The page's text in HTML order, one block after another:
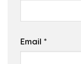
Email *